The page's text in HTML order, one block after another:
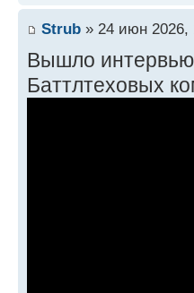
Strub » 24 июн 2026,
Вышло
Баттлтеховых